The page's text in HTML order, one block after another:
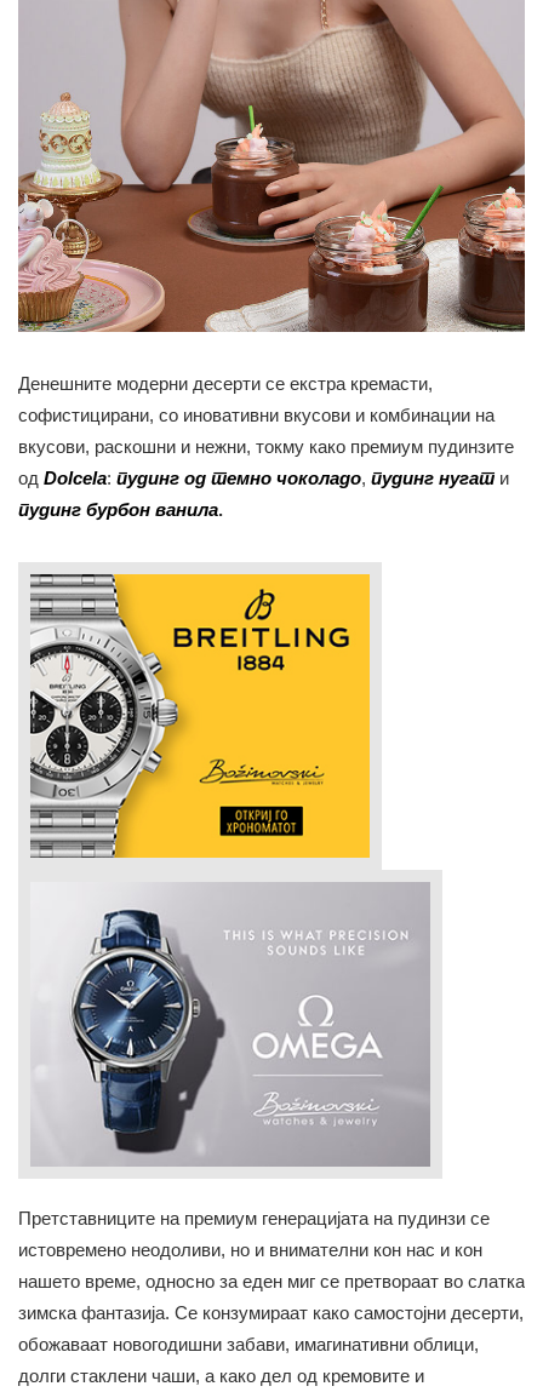
Денешните модерни десерти се екстра кремасти,
софистицирани, со иновативни вкусови и комбинации на
вкусови, раскошни и нежни, токму како премиум пудинзите
од Dolcela: пудинг од темно чоколадо, пудинг нугат и
пудинг бурбон ванила.
Претставниците на премиум генерацијата на пудинзи се
истовремено неодоливи, но и внимателни кон нас и кон
нашето време, односно за еден миг се претвораат во слатка
зимска фантазија. Се конзумираат како самостојни десерти,
обожаваат новогодишни забави, имагинативни облици,
долги стаклени чаши, а како дел од кремовите и